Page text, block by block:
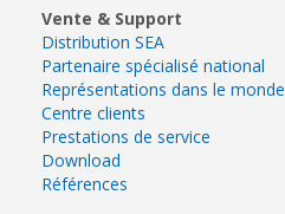
Vente & Support
Distribution SEA
Partenaire spécialisé national
Représentations dans le monde
Centre clients
Prestations de service
Download
Références